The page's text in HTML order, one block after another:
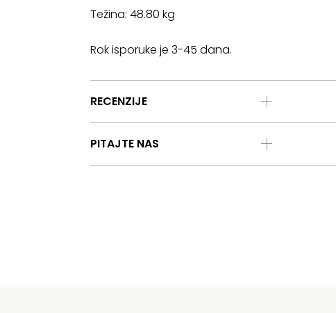
Težina: 48.80 kg
Rok isporuke je 3-45 dana.
RECENZIJE
PITAJTE NAS